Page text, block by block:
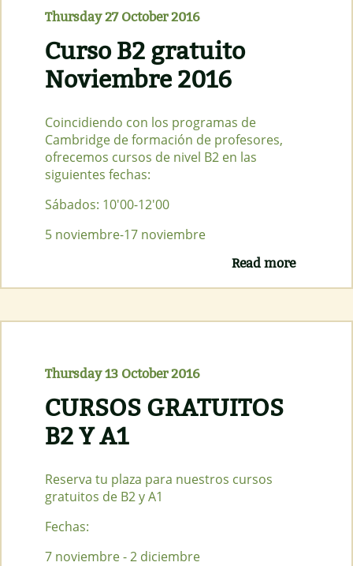
Thursday 27 October 2016
Curso B2 gratuito
Noviembre 2016
Coincidiendo con los programas de
Cambridge de formación de profesores,
ofrecemos cursos de nivel B2 en las
siguientes fechas:
Sábados: 10'00-12'00
5 noviembre-17 noviembre
Read moreabout
gratuito
2016
Thursday 13 October 2016
CURSOS GRATUITOS
B2 Y A1
Reserva tu plaza para nuestros cursos
gratuitos de B2 y A1
Fechas:
7 noviembre - 2 diciembre